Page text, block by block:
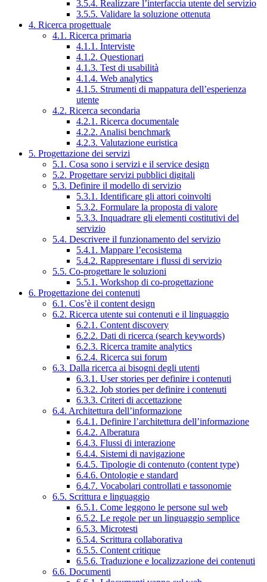
3.5.4. Realizzare l’interfaccia utente del servizio
3.5.5. Validare la soluzione ottenuta
4. Ricerca progettuale
4.1. Ricerca primaria
4.1.1. Interviste
4.1.2. Questionari
4.1.3. Test di usabilità
4.1.4. Web analytics
4.1.5. Strumenti di mappatura dell’esperienza
utente
4.2. Ricerca secondaria
4.2.1. Ricerca documentale
4.2.2. Analisi benchmark
4.2.3. Valutazione euristica
5. Progettazione dei servizi
5.1. Cosa sono i servizi e il service design
5.2. Progettare servizi pubblici digitali
5.3. Definire il modello di servizio
5.3.1. Identificare gli attori coinvolti
5.3.2. Formulare la proposta di valore
5.3.3. Inquadrare gli elementi costitutivi del
servizio
5.4. Descrivere il funzionamento del servizio
5.4.1. Mappare l’ecosistema
5.4.2. Rappresentare i flussi di servizio
5.5. Co-progettare le soluzioni
5.5.1. Workshop di co-progettazione
6. Progettazione dei contenuti
6.1. Cos’è il content design
6.2. Ricerca utente sui contenuti e il linguaggio
6.2.1. Content discovery
6.2.2. Dati di ricerca (search keywords)
6.2.3. Ricerca tramite analytics
6.2.4. Ricerca sui forum
6.3. Dalla ricerca ai bisogni degli utenti
6.3.1. User stories per definire i contenuti
6.3.2. Job stories per definire i contenuti
6.3.3. Criteri di accettazione
6.4. Architettura dell’informazione
6.4.1. Definire l’architettura dell’informazione
6.4.2. Alberatura
6.4.3. Flussi di interazione
6.4.4. Sistemi di navigazione
6.4.5. Tipologie di contenuto (content type)
6.4.6. Ontologie e standard
6.4.7. Vocabolari controllati e tassonomie
6.5. Scrittura e linguaggio
6.5.1. Come leggono le persone sul web
6.5.2. Le regole per un linguaggio semplice
6.5.3. Microtesti
6.5.4. Scrittura collaborativa
6.5.5. Content critique
6.5.6. Traduzione e localizzazione dei contenuti
6.6. Documenti